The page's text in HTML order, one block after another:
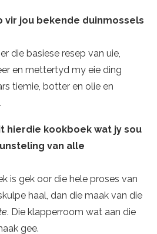
vir jou bekende duinmossels
die basiese resep van uie,
en mettertyd my eie ding
tiemie, botter en olie en
hierdie kookboek wat jy sou
van alle
is gek oor die hele proses van
haal, dan die maak van die
. Die klapperroom wat aan die
gee.